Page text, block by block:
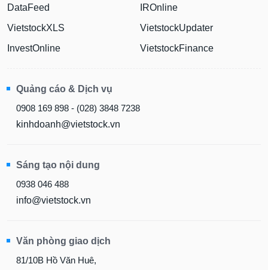
DataFeed
VietstockXLS
InvestOnline
IROnline
VietstockUpdater
VietstockFinance
Quảng cáo & Dịch vụ
0908 169 898 - (028) 3848 7238
kinhdoanh@vietstock.vn
Sáng tạo nội dung
0938 046 488
info@vietstock.vn
Văn phòng giao dịch
81/10B Hồ Văn Huê,